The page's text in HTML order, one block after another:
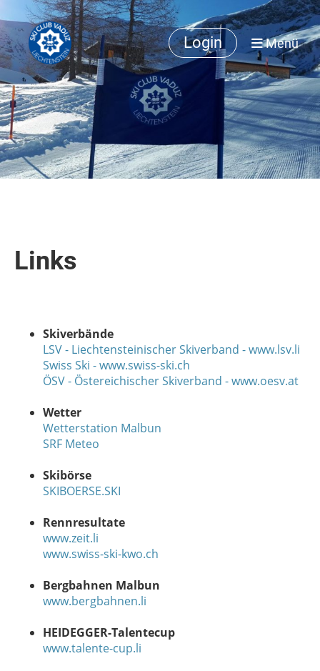
Login Menü
Links
Skiverbände
LSV - Liechtensteinischer Skiverband - www.lsv.li
Swiss Ski - www.swiss-ski.ch
ÖSV - Östereichischer Skiverband - www.oesv.at
Wetter
Wetterstation Malbun
SRF Meteo
Skibörse
SKIBOERSE.SKI
Rennresultate
www.zeit.li
www.swiss-ski-kwo.ch
Bergbahnen Malbun
www.bergbahnen.li
HEIDEGGER-Talentecup
www.talente-cup.li